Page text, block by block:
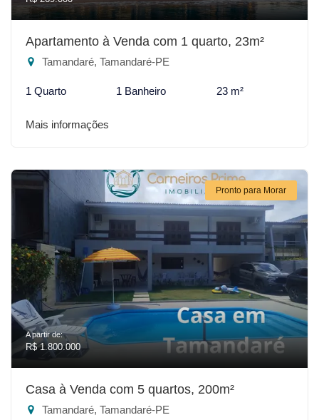
Apartamento à Venda com 1 quarto, 23m²
Tamandaré, Tamandaré-PE
1 Quarto 1 Banheiro 23 m²
Mais informações
Pronto para Morar
A partir de:
R$ 1.800.000
Casa à Venda com 5 quartos, 200m²
Tamandaré, Tamandaré-PE